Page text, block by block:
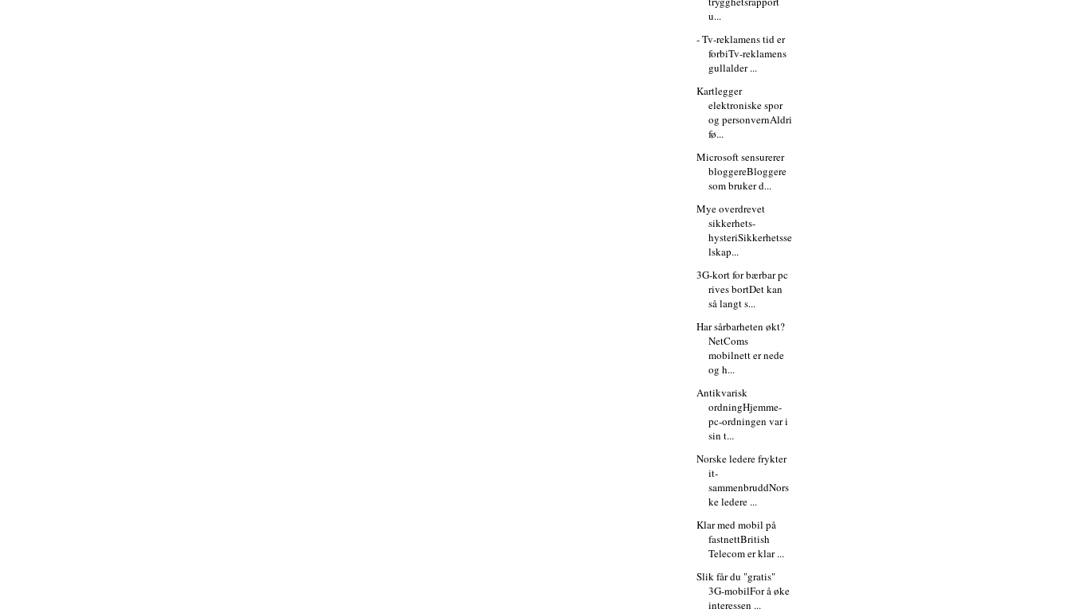
u...
- Tv-reklamens tid er
forbiTv-reklamens
gullalder ...
Kartlegger
elektroniske spor
og personvernAldri
fø...
Microsoft sensurerer
bloggereBloggere
som bruker d...
Mye overdrevet
sikkerhets-
hysteriSikkerhetsse
lskap...
3G-kort for bærbar pc
rives bortDet kan
så langt s...
Har sårbarheten økt?
NetComs
mobilnett er nede
og h...
Antikvarisk
ordningHjemme-
pc-ordningen var i
sin t...
Norske ledere frykter
it-
sammenbruddNors
ke ledere ...
Klar med mobil på
fastnettBritish
Telecom er klar ...
Slik får du "gratis"
3G-mobilFor å øke
interessen ...